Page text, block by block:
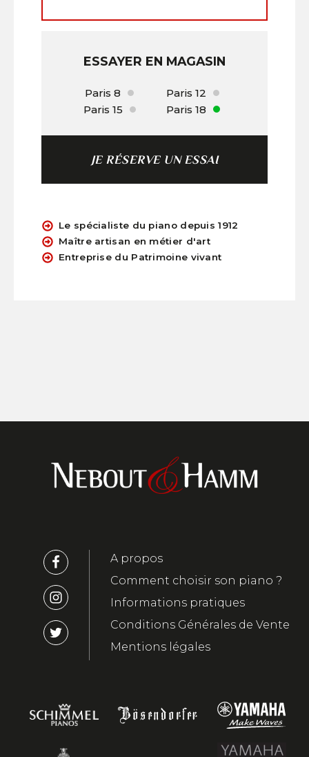
ESSAYER EN MAGASIN
Paris 8
Paris 12
Paris 15
Paris 18
JE RÉSERVE UN ESSAI
Le spécialiste du piano depuis 1912
Maître artisan en métier d'art
Entreprise du Patrimoine vivant
A propos
Comment choisir son piano ?
Informations pratiques
Conditions Générales de Vente
Mentions légales